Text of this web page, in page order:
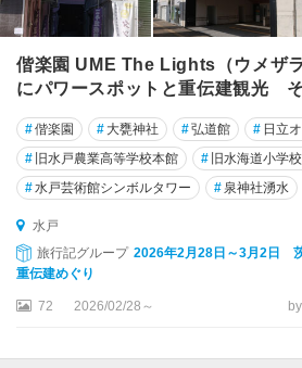
偕楽園 UME The Lights（ウメザ
にパワースポットと重伝建観光
#偕楽園 # 大甕神社 #弘道館 # 日立
# 旧水戸農業高等学校本館 # 旧水海道小学
#水戸芸術館シンボルタワー # 泉神社湧水
水戸
旅行記グループ 2026年2月28日～3月2日
重伝建めぐり
72 2026/02/28～